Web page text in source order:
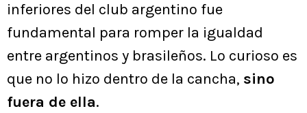
inferiores del club argentino fue
fundamental para romper la igualdad
entre argentinos y brasileños. Lo curioso es
que no lo hizo dentro de la cancha, sino
fuera de ella.